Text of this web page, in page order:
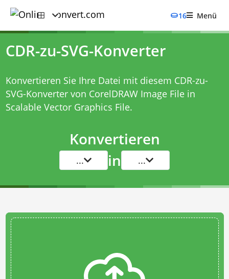
16 Menü
CDR-zu-SVG-Konverter
Konvertieren Sie Ihre Datei mit diesem CDR-zu-
SVG-Konvertervon CorelDRAW Image File in
Scalable Vector Graphics File.
Konvertieren
... in ...